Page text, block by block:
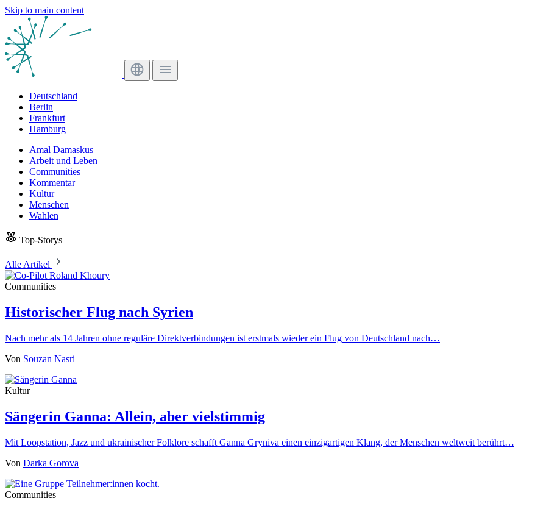
Skip to main content
Deutschland
Berlin
Frankfurt
Hamburg
Amal Damaskus
Arbeit und Leben
Communities
Kommentar
Kultur
Menschen
Wahlen
Top-Storys
Alle Artikel
Communities
Historischer Flug nach Syrien
Nach mehr als 14 Jahren ohne reguläre Direktverbindungen ist erstmals wieder ein Flug von Deutschland nach…
Von Souzan Nasri
Kultur
Sängerin Ganna: Allein, aber vielstimmig
Mit Loopstation, Jazz und ukrainischer Folklore schafft Ganna Gryniva einen einzigartigen Klang, der Menschen weltweit berührt…
Von Darka Gorova
Communities